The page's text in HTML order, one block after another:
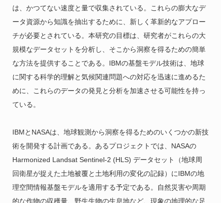
は、かつてない速度と量で収集されている。これらの膨大なデ
ータ資源から知識を抽出するために、新しく革新的なアプロー
チが必要とされている。本研究の目標は、研究者がこれらの大
規模なデータセットを分析し、そこから洞察を得るための簡単
な方法を提供することである。IBMの基盤モデル技術は、地球
に関する科学的理解と気候関連問題への対応を迅速に進めるた
めに、これらのデータの発見と分析を加速させる可能性を持っ
ている。
IBMとNASAは、地球観測から洞察を得るためのいくつかの新技
術を開発する計画である。あるプロジェクトでは、NASAの
Harmonized Landsat Sentinel-2 (HLS) データセット（地球周
回衛星が捉えた土地被覆と土地利用の変化の記録）にIBMの地
理空間情報基盤モデルを適用する予定である。自然災害や周期
的な作物の収穫量、野生生物の生息地など、現象の地理的な足